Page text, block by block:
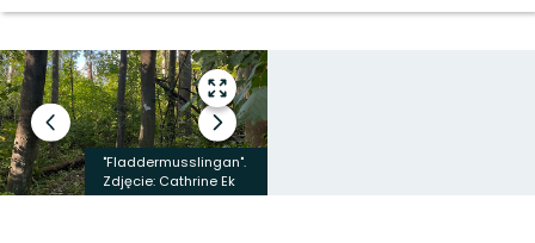
Przejdź
do
trybu
pełnoekranowego
Poprzedni
slajd
Następny
slajd
"Fladdermusslingan".
Zdjęcie: Cathrine Ek